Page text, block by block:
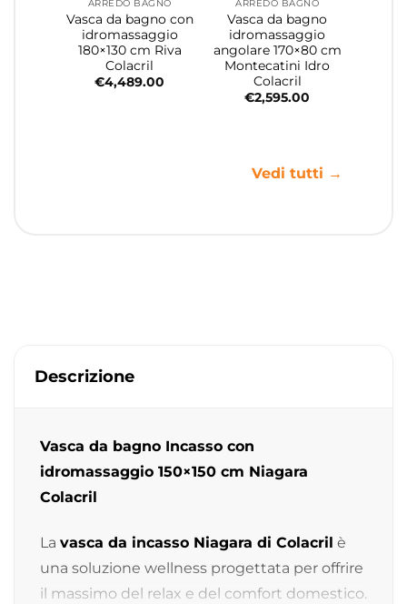
ARREDO BAGNO
Vasca da bagno con
idromassaggio
180×130 cm Riva
Colacril
€4,489.00
ARREDO BAGNO
Vasca da bagno
idromassaggio
angolare 170×80 cm
Montecatini Idro
Colacril
€2,595.00
Vedi tutti →
Descrizione
Vasca da bagno Incasso con
idromassaggio 150×150 cm Niagara
Colacril
La vasca da incasso Niagara di Colacril è
una soluzione wellness progettata per offrire
il massimo del relax e del comfort domestico.